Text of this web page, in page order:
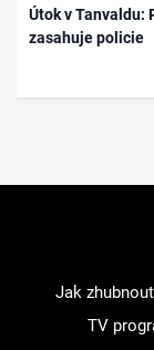
Útok v Tanvaldu:
zasahuje policie
Jak zhubnout
TV